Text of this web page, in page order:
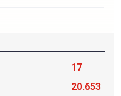
17
20.653